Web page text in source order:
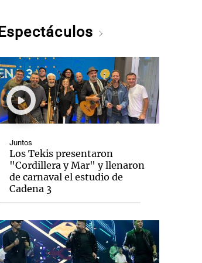
Espectáculos
Juntos
Los Tekis presentaron
"Cordillera y Mar" y llenaron
de carnaval el estudio de
Cadena 3